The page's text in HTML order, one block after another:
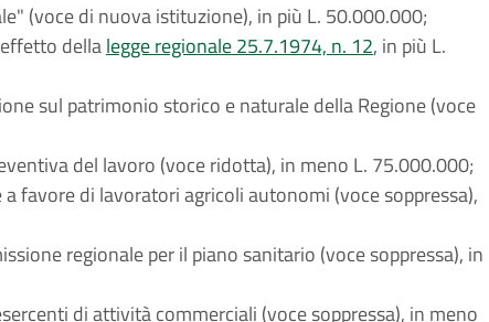
(voce di nuova istituzione), in più L. 50.000.000;
dellalegge regionale 25.7.1974, n. 12, in più L.
sul patrimonio storico e naturale della Regione (voce
del lavoro (voce ridotta), in meno L. 75.000.000;
favore di lavoratori agricoli autonomi (voce soppressa),
regionale per il piano sanitario (voce soppressa), in
di attività commerciali (voce soppressa), in meno